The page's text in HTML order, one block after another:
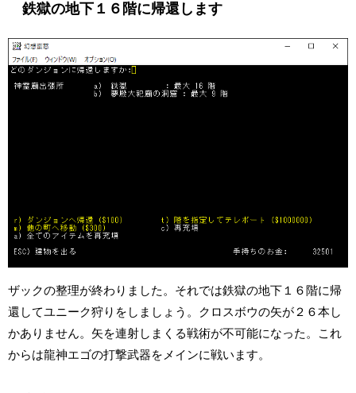
鉄獄の地下１６階に帰還します
ザックの整理が終わりました。それでは鉄獄の地下１６階に帰
還してユニーク狩りをしましょう。クロスボウの矢が２６本し
かありません。矢を連射しまくる戦術が不可能になった。これ
からは龍神エゴの打撃武器をメインに戦います。